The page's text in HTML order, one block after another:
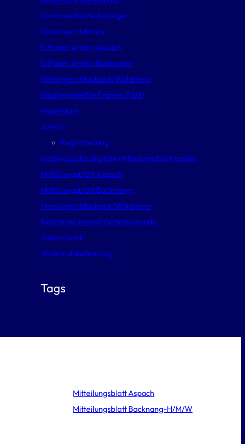
Demo verlinkte Anzeigen
Document Library
E-Paper Archiv Aspach
E-Paper Archiv Backnang-
Heiningen/Maubach/Waldrems
Häufig gestellte Fragen (FAQ)
Impressum
Join Us
Registrierung
Kostenlos das digitale Mitteilungsblatt testen
Mitteilungsblatt Aspach
Mitteilungsblatt Backnang-
Heiningen/Maubach/Waldrems
Registrierung mit Gutscheincode
Vielen Dank
Widerrufsbelehrung
Tags
Mitteilungsblatt Aspach
Mitteilungsblatt Backnang-H/M/W